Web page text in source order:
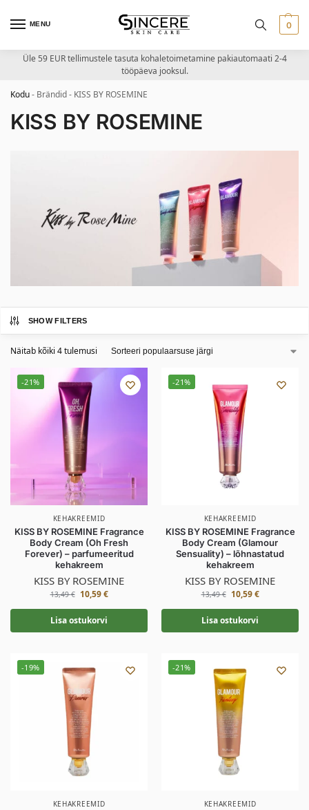
MENU 0
Üle 59 EUR tellimustele tasuta kohaletoimetamine pakiautomaati 2-4
tööpäeva jooksul.
Kodu- Brändid- KISS BY ROSEMINE
KISS BY ROSEMINE
SHOW FILTERS
Näitab kõiki 4 tulemusi
-21%
KEHAKREEMID
KISS BY ROSEMINE Fragrance
Body Cream (Oh Fresh
Forever) – parfumeeritud
kehakreem
KISS BY ROSEMINE
13,49€ 10,59€
Lisa ostukorvi
-21%
KEHAKREEMID
KISS BY ROSEMINE Fragrance
Body Cream (Glamour
Sensuality) – lõhnastatud
kehakreem
KISS BY ROSEMINE
13,49€ 10,59€
Lisa ostukorvi
-19%
KEHAKREEMID
-21%
KEHAKREEMID